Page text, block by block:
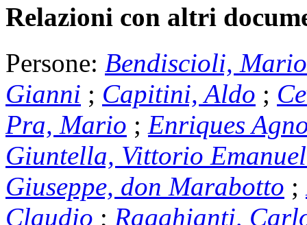
Relazioni con altri
Persone: Bendiscioli, Mario
Gianni ; Capitini, Aldo ;
Pra, Mario ; Enriques
Giuntella, Vittorio
Giuseppe, don Marabotto ;
Claudio ; Ragghianti,